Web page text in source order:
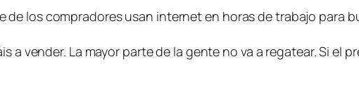
de los compradores usan internet en horas de trabajo para
a vender. La mayor parte de la gente no va a regatear. Si el